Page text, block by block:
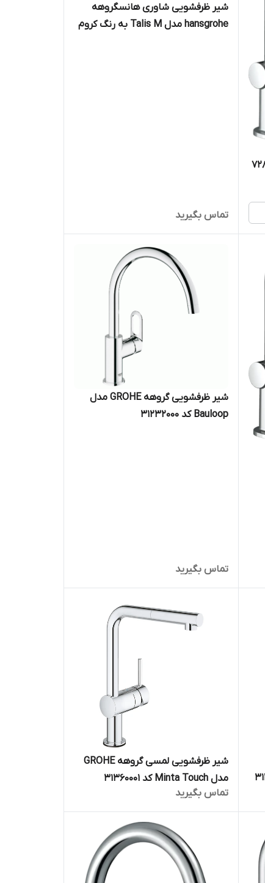
شیر ظرفشویی شاوری هانسگروهه
hansgrohe مدل Talis M به رنگ کروم
تماس بگیرید
شیر ظرفشویی گروهه GROHE مدل
Bauloop کد 31232000
تماس بگیرید
شیر ظرفشویی لمسی گروهه GROHE
مدل Minta Touch کد 31360001
تماس بگیرید